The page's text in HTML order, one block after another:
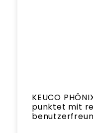
KEUCO
punktet mit